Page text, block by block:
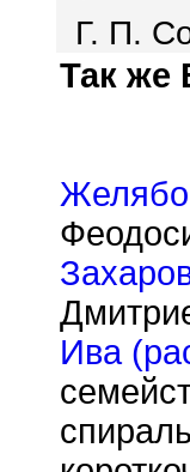
Г. П.
Так же
Ива